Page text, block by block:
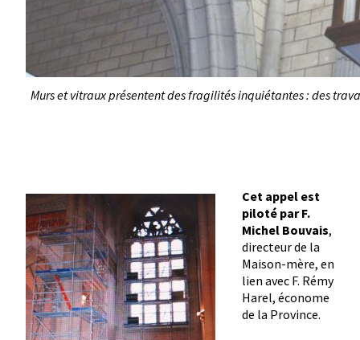
Murs et vitraux présentent des fragilités inquiétantes : des
Cet appel est
piloté par F.
Michel Bouvais,
directeur de la
Maison-mère, en
lien avec F. Rémy
Harel, économe
de la Province.